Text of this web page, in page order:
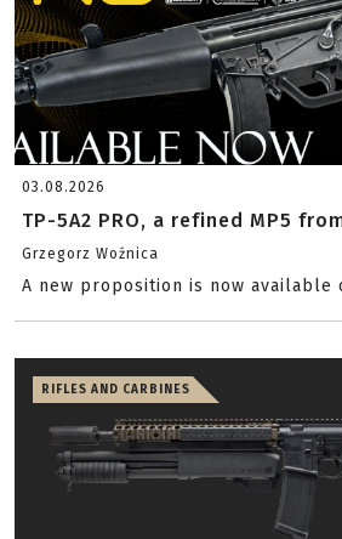
03.08.2026
TP-5A2 PRO, a refined MP5
Grzegorz Woźnica
A new proposition is now available
RIFLES AND CARBINES